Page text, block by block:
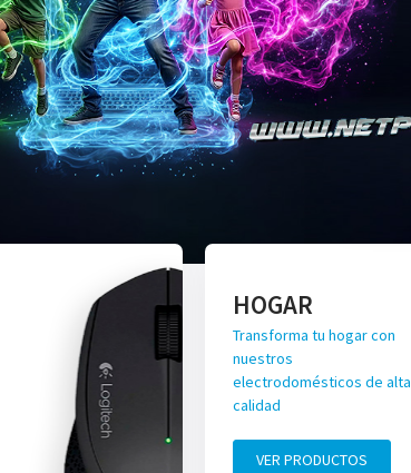
HOGAR
Transforma tu hogar con
nuestros
electrodomésticos de alta
calidad
VER PRODUCTOS